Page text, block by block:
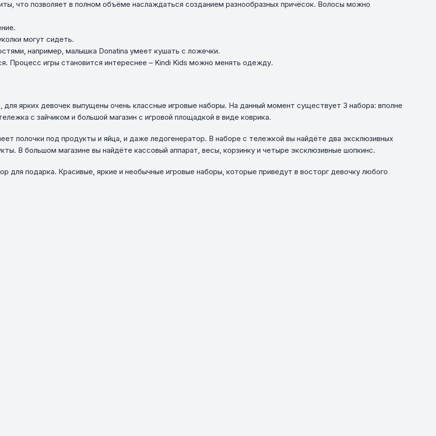
что позволяет в полном объёме наслаждаться созданием разнообразных причёсок. Волосы можно
могут сидеть.
например, малышка Donatina умеет кушать с ложечки.
Процесс игры становится интереснее – Kindi Kids можно менять одежду.
ярких девочек выпущены очень классные игровые наборы. На данный момент существует 3 набора: вполне
с зайчиком и большой магазин с игровой площадкой в виде коврика.
полочки под продукты и яйца, и даже ледогенератор. В наборе с тележкой вы найдёте два эксклюзивных
В большом магазине вы найдёте кассовый аппарат, весы, корзинку и четыре эксклюзивные шопкинс.
для подарка. Красивые, яркие и необычные игровые наборы, которые приведут в восторг девочку любого